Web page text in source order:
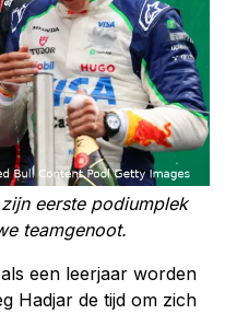
eerste podiumplek
teamgenoot.
een leerjaar worden
Hadjar de tijd om zich